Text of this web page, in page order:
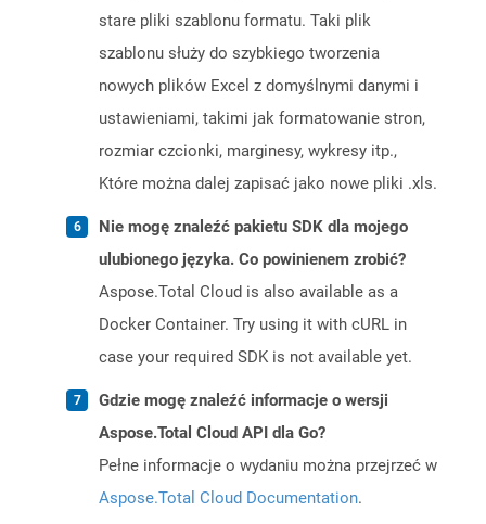
stare pliki szablonu formatu. Taki plik
szablonu służy do szybkiego tworzenia
nowych plików Excel z domyślnymi danymi i
ustawieniami, takimi jak formatowanie stron,
rozmiar czcionki, marginesy, wykresy itp.,
Które można dalej zapisać jako nowe pliki .xls.
Nie mogę znaleźć pakietu SDK dla mojego
ulubionego języka. Co powinienem zrobić?
Aspose.Total Cloud is also available as a
Docker Container. Try using it with cURL in
case your required SDK is not available yet.
Gdzie mogę znaleźć informacje o wersji
Aspose.Total Cloud API dla Go?
Pełne informacje o wydaniu można przejrzeć w
Aspose.Total Cloud Documentation.